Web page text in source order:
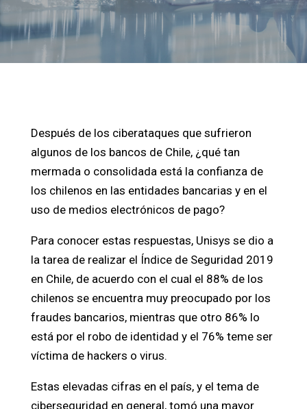
Después de los ciberataques que sufrieron
algunos de los bancos de Chile, ¿qué tan
mermada o consolidada está la confianza de
los chilenos en las entidades bancarias y en el
uso de medios electrónicos de pago?
Para conocer estas respuestas, Unisys se dio a
la tarea de realizar el Índice de Seguridad 2019
en Chile, de acuerdo con el cual el 88% de los
chilenos se encuentra muy preocupado por los
fraudes bancarios, mientras que otro 86% lo
está por el robo de identidad y el 76% teme ser
víctima de hackers o virus.
Estas elevadas cifras en el país, y el tema de
ciberseguridad en general, tomó una mayor